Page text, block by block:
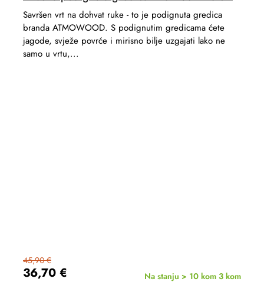
36,70 €
45,90 €
Na stanju > 10 kom 3 kom
Savršen vrt na dohvat ruke - to je podignuta gredica
branda ATMOWOOD. S podignutim gredicama ćete
jagode, svježe povrće i mirisno bilje uzgajati lako ne
samo u vrtu,...